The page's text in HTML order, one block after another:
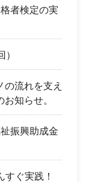
者検定の実
流れを支え
知らせ。
振興助成金
すぐ実践！